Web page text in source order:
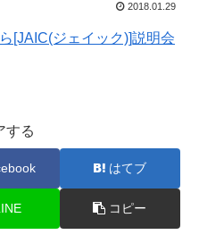
2018.01.29
[JAIC(ジェイック)]説明会
する
はてブ
コピー